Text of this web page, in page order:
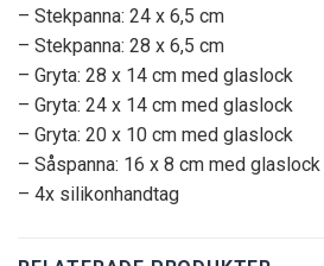
– Stekpanna: 24 x 6,5 cm
– Stekpanna: 28 x 6,5 cm
– Gryta: 28 x 14 cm med glaslock
– Gryta: 24 x 14 cm med glaslock
– Gryta: 20 x 10 cm med glaslock
– Såspanna: 16 x 8 cm med glaslock
– 4x silikonhandtag